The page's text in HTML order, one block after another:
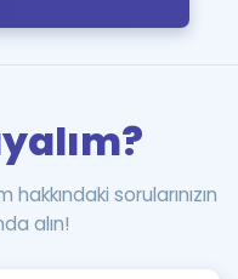
sorularınızın
alın!